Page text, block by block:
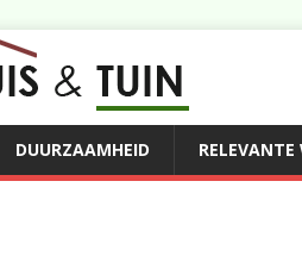
DUURZAAMHEID RELEVANTE